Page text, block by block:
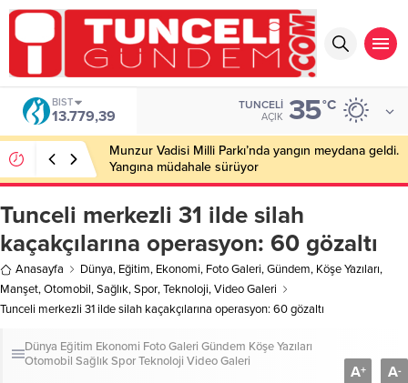
BIST
13.779,39
TUNCELI
AÇIK 35°C
Munzur Vadisi Milli Parkı’nda yangın meydana geldi.
Yangına müdahale sürüyor
Tunceli merkezli 31 ilde silah
kaçakçılarına operasyon: 60 gözaltı
Anasayfa Dünya, Eğitim, Ekonomi, Foto Galeri,Gündem, Köşe Yazıları,
Manşet,Otomobil,Sağlık,Spor,Teknoloji,Video Galeri
Tunceli merkezli 31 ilde silah kaçakçılarına operasyon: 60 gözaltı
Dünya Eğitim Ekonomi Foto Galeri Gündem Köşe Yazıları
Otomobil SağlıkSporTeknoloji Video Galeri
A+ A-